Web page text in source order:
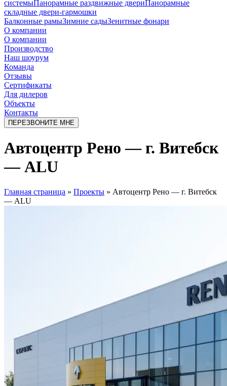
системыПанорамные раздвижные двериПанорамные
складные двери-гармошки
Балконные рамыЗимние садыЗенитные фонари
О компании
О компании
Производство
Наш шоурум
Команда
Отзывы
Сертификаты
Для дилеров
Объекты
Контакты
ПЕРЕЗВОНИТЕ МНЕ
Автоцентр Рено — г. Витебск
— ALU
Главная страница » Проекты » Автоцентр Рено — г. Витебск
— ALU